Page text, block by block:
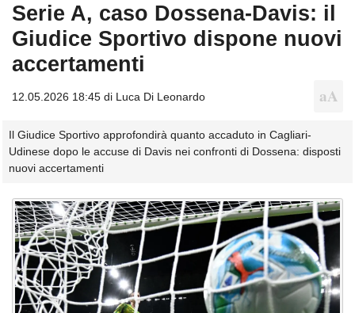
Serie A, caso Dossena-Davis: il
Giudice Sportivo dispone nuovi
accertamenti
12.05.2026 18:45 di Luca Di Leonardo
Il Giudice Sportivo approfondirà quanto accaduto in Cagliari-
Udinese dopo le accuse di Davis nei confronti di Dossena: disposti
nuovi accertamenti